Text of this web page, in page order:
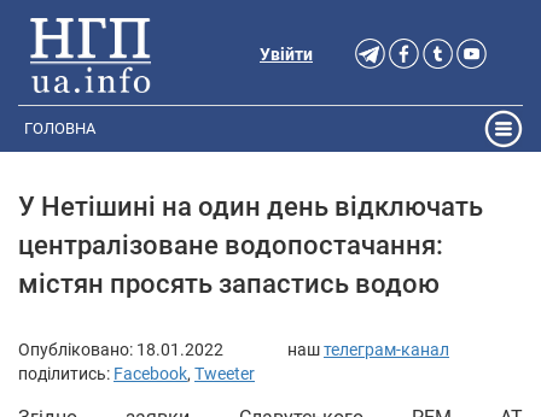
Увійти
ГОЛОВНА
У Нетішині на один день відключать
централізоване водопостачання:
містян просять запастись водою
Опубліковано: 18.01.2022 наштелеграм-канал
поділитись: Facebook, Tweeter